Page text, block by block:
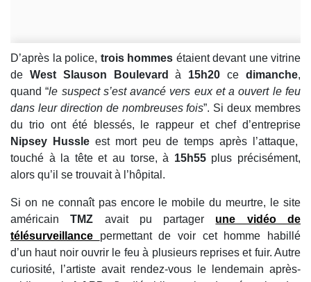
D’après la police, trois hommes étaient devant une vitrine
de West Slauson Boulevardà 15h20 cedimanche,
quand “le suspect s’est avancé vers eux et a ouvert le feu
dans leur direction de nombreuses fois”. Si deux membres
du trio ont été blessés, le rappeur et chef d’entreprise
Nipsey Hussleest mort peu de temps après l’attaque,
touché à la tête et au torse, à 15h55 plus précisément,
alors qu’il se trouvait à l’hôpital.
Si on ne connaît pas encore le mobile du meurtre, le site
américain TMZ avait pu partager une vidéo de
télésurveillance permettant de voir cet homme habillé
d’un haut noir ouvrir le feu à plusieurs reprises et fuir. Autre
curiosité, l’artiste avait rendez-vous le lendemain après-